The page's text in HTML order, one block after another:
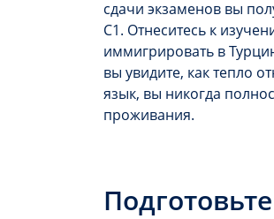
сдачи экзаменов вы
С1. Отнеситесь к
иммигрировать в
вы увидите, как тепло
язык, вы никогда
проживания.